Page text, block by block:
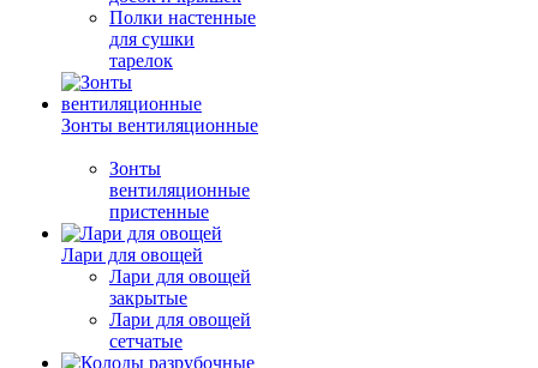
Полки настенные
для сушки
тарелок
Зонты вентиляционные
Зонты
вентиляционные
пристенные
Лари для овощей
Лари для овощей
закрытые
Лари для овощей
сетчатые